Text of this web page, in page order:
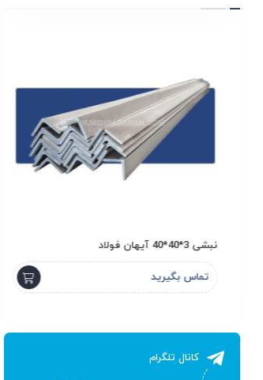
نبشی 3*40*40 آیهان فولاد
تماس بگیرید
کانال تلگرام